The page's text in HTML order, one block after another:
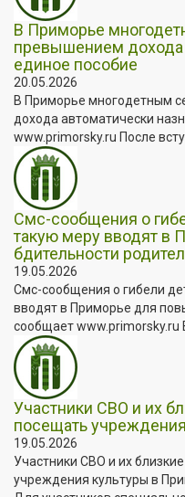
В Приморье
превышением дохода
единое пособие
20.05.2026
В Приморье многодетным
дохода автоматически
www.primorsky.ru После
Смс-сообщения о
такую меру вводят в
бдительности
19.05.2026
Смс-сообщения о гибели
вводят в Приморье для
сообщает www.primorsky.ru
Участники СВО и их
посещать
19.05.2026
Участники СВО и их
учреждения культуры в